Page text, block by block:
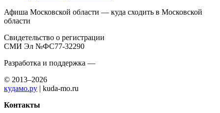
Афиша Московской области — куда сходить в Московской
области
Свидетельство о регистрации
СМИ Эл №ФС77-32290
Разработка и поддержка —
© 2013–2026
кудамо.ру | kuda-mo.ru
Контакты